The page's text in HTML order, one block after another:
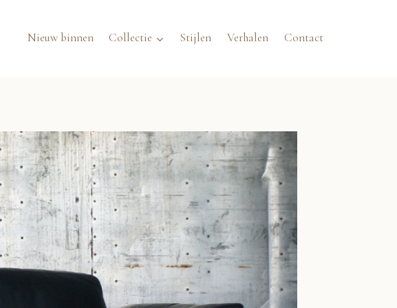
Nieuw binnen Collectie Stijlen Verhalen Contact